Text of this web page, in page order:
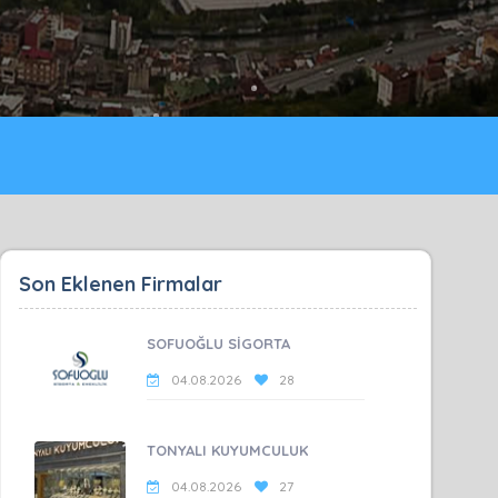
Son Eklenen Firmalar
SOFUOĞLU SİGORTA
04.08.2026 28
TONYALI KUYUMCULUK
04.08.2026 27